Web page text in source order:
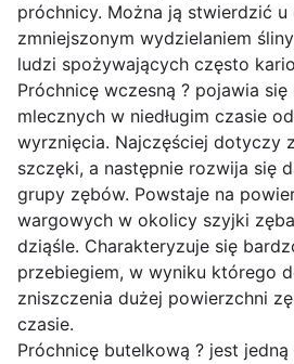
próchnicy. Można ją stwierdzić u
zmniejszonym wydzielaniem
ludzi spożywających często
Próchnicę wczesną ? pojawia się
mlecznych w niedługim czasie
wyrznięcia. Najczęściej dotyczy
szczęki, a następnie rozwija się
grupy zębów. Powstaje na
wargowych w okolicy szyjki
dziąśle. Charakteryzuje się
przebiegiem, w wyniku którego
zniszczenia dużej powierzchni
czasie.
Próchnicę butelkową ? jest